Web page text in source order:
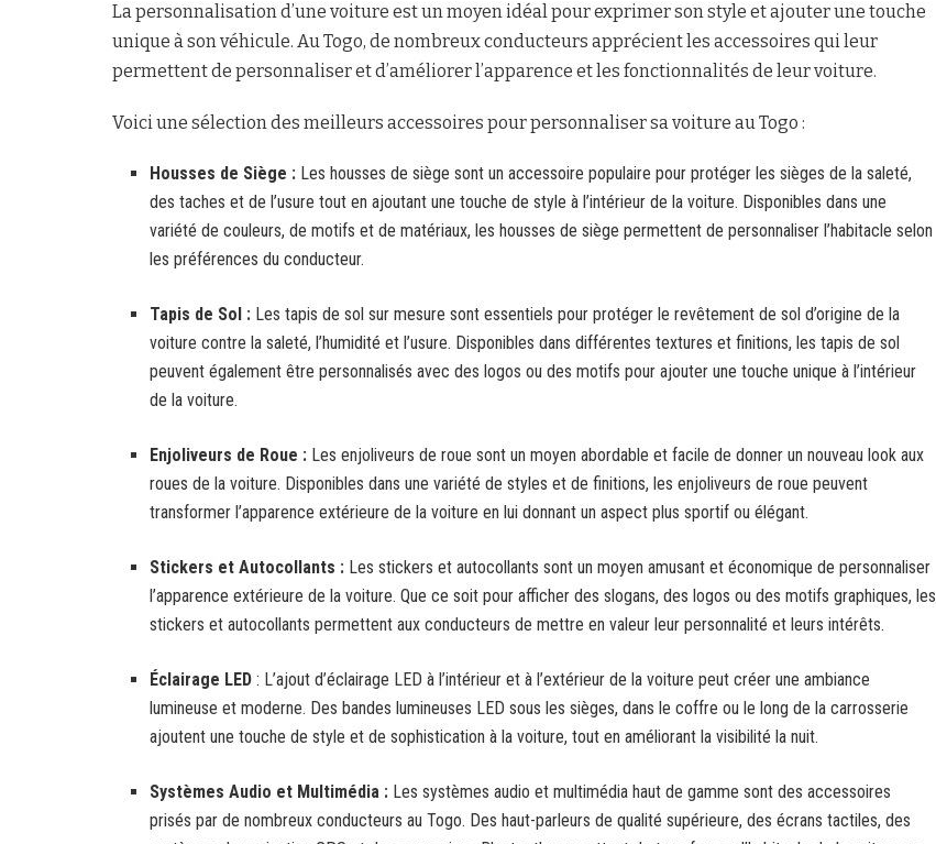
La personnalisation d’une voiture est un moyen idéal pour exprimer son style et ajouter une touche
unique à son véhicule. Au Togo, de nombreux conducteurs apprécient les accessoires qui leur
permettent de personnaliser et d’améliorer l’apparence et les fonctionnalités de leur voiture.
Voici une sélection des meilleurs accessoires pour personnaliser sa voiture au Togo :
Housses de Siège : Les housses de siège sont un accessoire populaire pour protéger les sièges de la saleté,
des taches et de l’usure tout en ajoutant une touche de style à l’intérieur de la voiture. Disponibles dans une
variété de couleurs, de motifs et de matériaux, les housses de siège permettent de personnaliser l’habitacle selon
les préférences du conducteur.
Tapis de Sol : Les tapis de sol sur mesure sont essentiels pour protéger le revêtement de sol d’origine de la
voiture contre la saleté, l’humidité et l’usure. Disponibles dans différentes textures et finitions, les tapis de sol
peuvent également être personnalisés avec des logos ou des motifs pour ajouter une touche unique à l’intérieur
de la voiture.
Enjoliveurs de Roue : Les enjoliveurs de roue sont un moyen abordable et facile de donner un nouveau look aux
roues de la voiture. Disponibles dans une variété de styles et de finitions, les enjoliveurs de roue peuvent
transformer l’apparence extérieure de la voiture en lui donnant un aspect plus sportif ou élégant.
Stickers et Autocollants : Les stickers et autocollants sont un moyen amusant et économique de personnaliser
l’apparence extérieure de la voiture. Que ce soit pour afficher des slogans, des logos ou des motifs graphiques, les
stickers et autocollants permettent aux conducteurs de mettre en valeur leur personnalité et leurs intérêts.
Éclairage LED: L’ajout d’éclairage LED à l’intérieur et à l’extérieur de la voiture peut créer une ambiance
lumineuse et moderne. Des bandes lumineuses LED sous les sièges, dans le coffre ou le long de la carrosserie
ajoutent une touche de style et de sophistication à la voiture, tout en améliorant la visibilité la nuit.
Systèmes Audio et Multimédia : Les systèmes audio et multimédia haut de gamme sont des accessoires
prisés par de nombreux conducteurs au Togo. Des haut-parleurs de qualité supérieure, des écrans tactiles, des